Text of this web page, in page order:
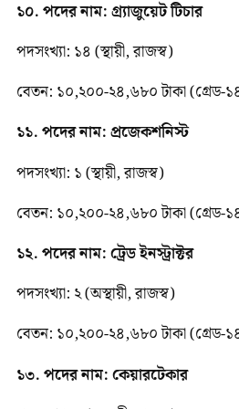
১০. পদের নাম: গ্র্যাজুয়েট টিচার
পদসংখ্যা: ১৪ (স্থায়ী, রাজস্ব)
বেতন: ১০,২০০-২৪,৬৮০ টাকা (গ্রেড-
১১. পদের নাম: প্রজেকশনিস্ট
পদসংখ্যা: ১ (স্থায়ী, রাজস্ব)
বেতন: ১০,২০০-২৪,৬৮০ টাকা (গ্রেড-
১২. পদের নাম: ট্রেড ইনস্ট্রাক্টর
পদসংখ্যা: ২ (অস্থায়ী, রাজস্ব)
বেতন: ১০,২০০-২৪,৬৮০ টাকা (গ্রেড-
১৩. পদের নাম: কেয়ারটেকার